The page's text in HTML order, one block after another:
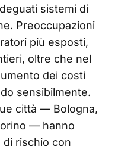
sistemi di
Preoccupazioni
più esposti,
oltre che nel
dei costi
sensibilmente.
città — Bologna,
— hanno
di rischio con